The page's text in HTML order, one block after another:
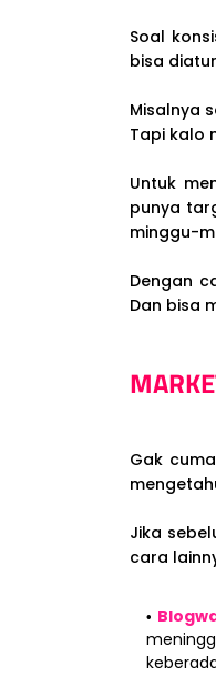
Soal
bisa
Misalnya
Tapi kalo
Untuk
punya
minggu-
Dengan
Dan bisa
Gak
Jika
cara